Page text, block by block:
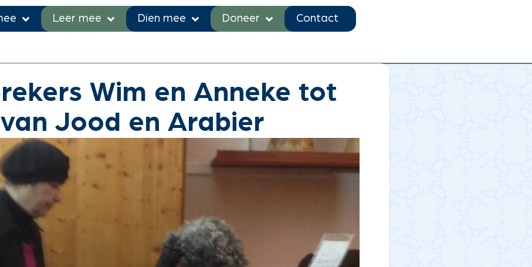
Leer mee Dien mee Doneer Contact
Wim en Anneke tot
Jood en Arabier